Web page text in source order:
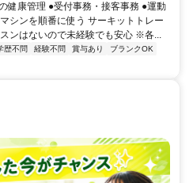
健康管理 ●受付事務・接客事務 ●運動
シンを順番に使う サーキットトレー
ンはないので未経験でも安心 ※各...
歴不問 経験不問 賞与あり
ブランクOK